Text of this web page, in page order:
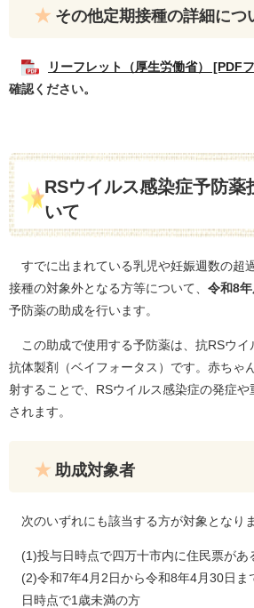
その他定期接種の詳細につ
リーフレット（厚生労働省） [PDF
確認ください。
RSウイルス感染症予防薬
いて
すでに出まれている乳児や妊娠週数の超
接種の対象外となる方等について、 令和8年
予防薬の助成を行います。
この助成で使用する予防薬は、抗RSウイ
抗体製剤（ベイフォータス）です。赤ちゃ
射することで、RSウイルス感染症の発症
されます。
助成対象者
次のいずれにも該当する方が対象となりま
(1)投与日時点で四万十市内に住民票があ
(2)令和7年4月2日から令和8年4月30日ま
日時点で1歳未満の方